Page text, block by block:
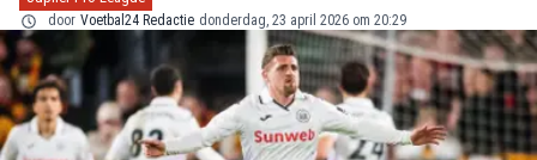
door Voetbal24 Redactie donderdag, 23 april 2026 om 20:29